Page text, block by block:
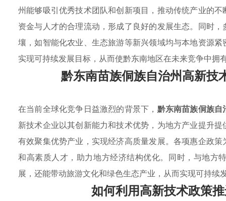
州能够吸引优秀技术团队和创新项目，推动传统产业的
资金与人才的合理流动，形成了良好的发展生态。同时，
壤，如智能化农业、生态旅游等新兴领域均与本地资源
实现可持续发展目标，从而使黔东南地区在未来竞争中拥
黔东南苗族侗族自治州高新技
在当前全球化竞争日益激烈的背景下， 黔东南苗族侗族自
新技术企业以其创新能力和技术优势，为地方产业提升
有效聚集优势产业，实现经济高质量发展。各项惠企政
和高素质人才，助力地方经济结构优化。同时，与地方
展，还能带动旅游文化和绿色生态产业，从而实现可持续
如何利用高新技术政策